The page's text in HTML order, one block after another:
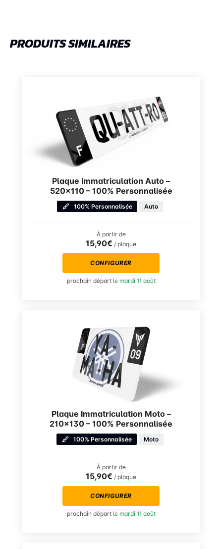
PRODUITS SIMILAIRES
Plaque Immatriculation Auto –
520×110 – 100% Personnalisée
100% Personnalisée Auto
À partir de
15,90€ / plaque
CONFIGURER
prochain départ le mardi 11 août
Plaque Immatriculation Moto –
210×130 – 100% Personnalisée
100% Personnalisée Moto
À partir de
15,90€ / plaque
CONFIGURER
prochain départ le mardi 11 août